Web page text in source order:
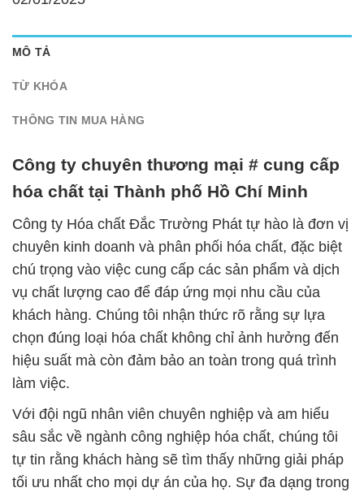
MÔ TẢ
TỪ KHÓA
THÔNG TIN MUA HÀNG
Công ty chuyên thương mại # cung cấp
hóa chất tại Thành phố Hồ Chí Minh
Công ty Hóa chất Đắc Trường Phát tự hào là đơn vị
chuyên kinh doanh và phân phối hóa chất, đặc biệt
chú trọng vào việc cung cấp các sản phẩm và dịch
vụ chất lượng cao để đáp ứng mọi nhu cầu của
khách hàng. Chúng tôi nhận thức rõ rằng sự lựa
chọn đúng loại hóa chất không chỉ ảnh hưởng đến
hiệu suất mà còn đảm bảo an toàn trong quá trình
làm việc.
Với đội ngũ nhân viên chuyên nghiệp và am hiểu
sâu sắc về ngành công nghiệp hóa chất, chúng tôi
tự tin rằng khách hàng sẽ tìm thấy những giải pháp
tối ưu nhất cho mọi dự án của họ. Sự đa dạng trong